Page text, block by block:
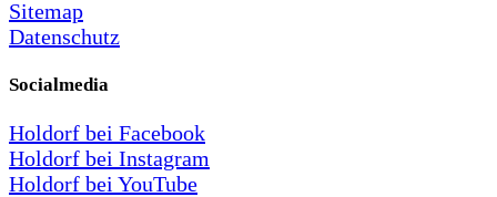
Sitemap
Datenschutz
Socialmedia
Holdorf bei Facebook
Holdorf bei Instagram
Holdorf bei YouTube